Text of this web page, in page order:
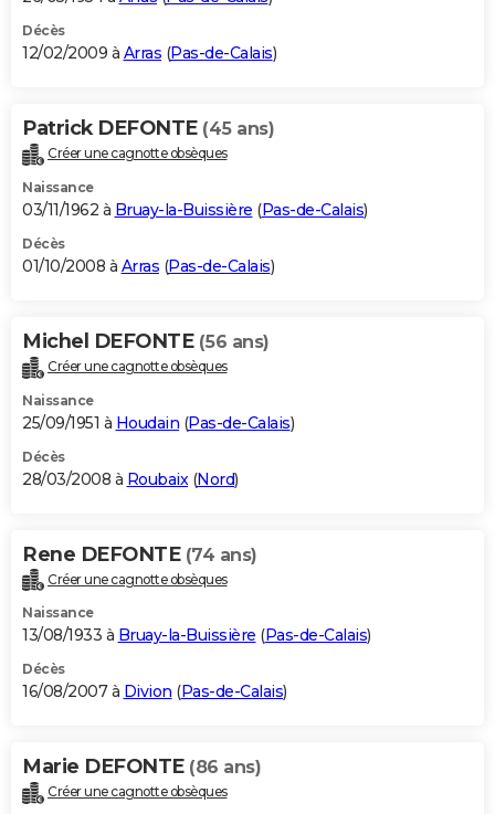
Décès
12/02/2009 à Arras (Pas-de-Calais)
Patrick DEFONTE (45 ans)
Créer une cagnotte obsèques
Naissance
03/11/1962 à Bruay-la-Buissière (Pas-de-Calais)
Décès
01/10/2008 à Arras (Pas-de-Calais)
Michel DEFONTE (56 ans)
Créer une cagnotte obsèques
Naissance
25/09/1951 à Houdain (Pas-de-Calais)
Décès
28/03/2008 à Roubaix (Nord)
Rene DEFONTE (74 ans)
Créer une cagnotte obsèques
Naissance
13/08/1933 à Bruay-la-Buissière (Pas-de-Calais)
Décès
16/08/2007 à Divion (Pas-de-Calais)
Marie DEFONTE (86 ans)
Créer une cagnotte obsèques